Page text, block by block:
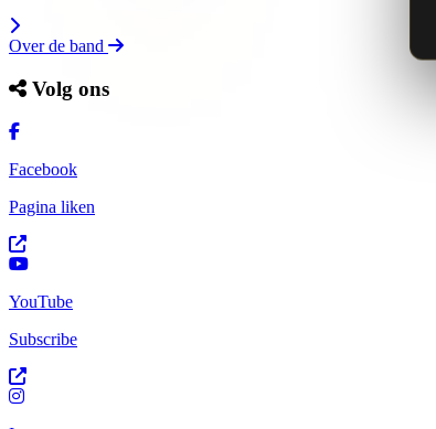
Over de band
Volg ons
Facebook
Pagina liken
YouTube
Subscribe